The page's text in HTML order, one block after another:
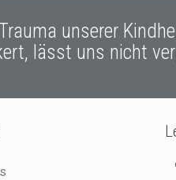
unserer
lässt uns nicht